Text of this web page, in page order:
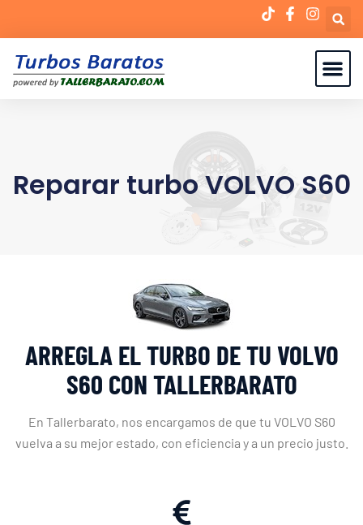
Reparar turbo VOLVO S60
ARREGLA EL TURBO DE TU VOLVO
S60 CON TALLERBARATO
En Tallerbarato, nos encargamos de que tu VOLVO S60
vuelva a su mejor estado, con eficiencia y a un precio justo.